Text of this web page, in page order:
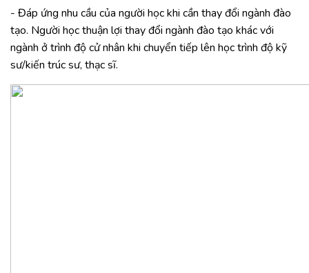
- Đáp ứng nhu cầu của người học khi cần thay đổi ngành đào
tạo. Người học thuận lợi thay đổi ngành đào tạo khác với
ngành ở trình độ cử nhân khi chuyển tiếp lên học trình độ kỹ
sư/kiến trúc sư, thạc sĩ.